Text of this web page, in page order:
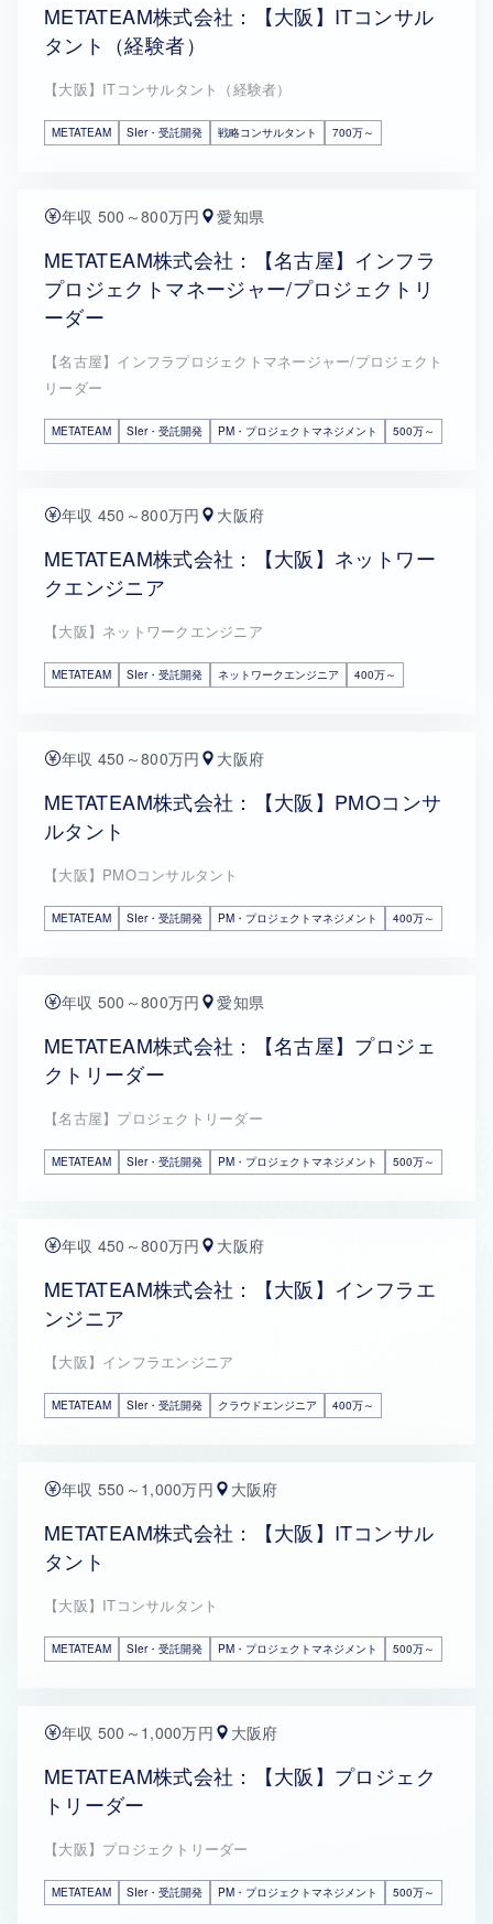
METATEAM株式会社：【大阪】ITコンサル
タント（経験者）
【大阪】ITコンサルタント（経験者）
METATEAM SIer・受託開発 戦略コンサルタント 700万～
年収 500～800万円 愛知県
METATEAM株式会社：【名古屋】インフラ
プロジェクトマネージャー/プロジェクトリ
ーダー
【名古屋】インフラプロジェクトマネージャー/プロジェクト
リーダー
METATEAM SIer・受託開発 PM・プロジェクトマネジメント 500万～
年収 450～800万円 大阪府
METATEAM株式会社：【大阪】ネットワー
クエンジニア
【大阪】ネットワークエンジニア
METATEAM SIer・受託開発 ネットワークエンジニア 400万～
年収 450～800万円 大阪府
METATEAM株式会社：【大阪】PMOコンサ
ルタント
【大阪】PMOコンサルタント
METATEAM SIer・受託開発 PM・プロジェクトマネジメント 400万～
年収 500～800万円 愛知県
METATEAM株式会社：【名古屋】プロジェ
クトリーダー
【名古屋】プロジェクトリーダー
METATEAM SIer・受託開発 PM・プロジェクトマネジメント 500万～
年収 450～800万円 大阪府
METATEAM株式会社：【大阪】インフラエ
ンジニア
【大阪】インフラエンジニア
METATEAM SIer・受託開発 クラウドエンジニア 400万～
年収 550～1,000万円 大阪府
METATEAM株式会社：【大阪】ITコンサル
タント
【大阪】ITコンサルタント
METATEAM SIer・受託開発 PM・プロジェクトマネジメント 500万～
年収 500～1,000万円 大阪府
METATEAM株式会社：【大阪】プロジェク
トリーダー
【大阪】プロジェクトリーダー
METATEAM SIer・受託開発 PM・プロジェクトマネジメント 500万～